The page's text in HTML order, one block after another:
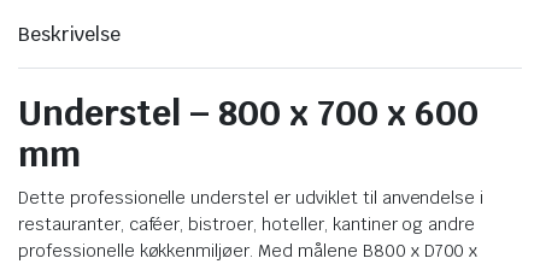
Beskrivelse
Understel – 800 x 700 x 600
mm
Dette professionelle understel er udviklet til anvendelse i
restauranter, caféer, bistroer, hoteller, kantiner og andre
professionelle køkkenmiljøer. Med målene B800 x D700 x